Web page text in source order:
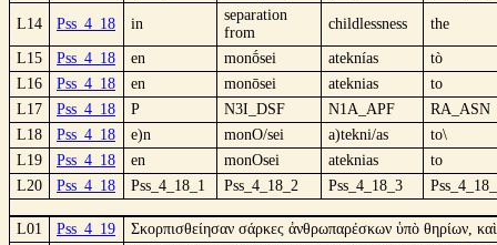
L14 Pss_4_18 in
separation
from
childlessness the
L15 Pss_4_18 en monṓsei ateknías
tò
L16
Pss_4_18 en monōsei ateknias
to
L17
Pss_4_18 P N3I_DSF N1A_APF
RA_ASN
L18
Pss_4_18 e)n monO/sei a)tekni/as
to\
L19
Pss_4_18 en monOsei ateknias
to
L20
Pss_4_18 Pss_4_18_1 Pss_4_18_2 Pss_4_18_3
L01 Pss_4_19 Σκορπισθείησαν σάρκες ἀνθρωπαρέσκων ὑπὸ θηρίων,